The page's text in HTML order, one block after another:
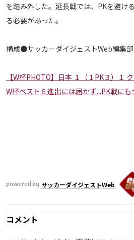
を踏み外した。延長戦では、PKを避け
る必要があった。
構成●サッカーダイジェストWeb編集部
【W杯PHOTO】日本 １（１PK３）１
W杯ベスト８進出には届かず...PK戦に
powered by サッカーダイジェストWeb
コメント